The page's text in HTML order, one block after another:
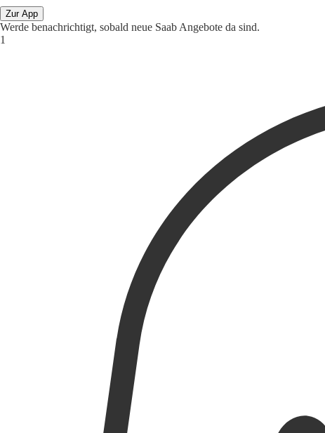
Zur App
Werde benachrichtigt, sobald neue Saab Angebote da sind.